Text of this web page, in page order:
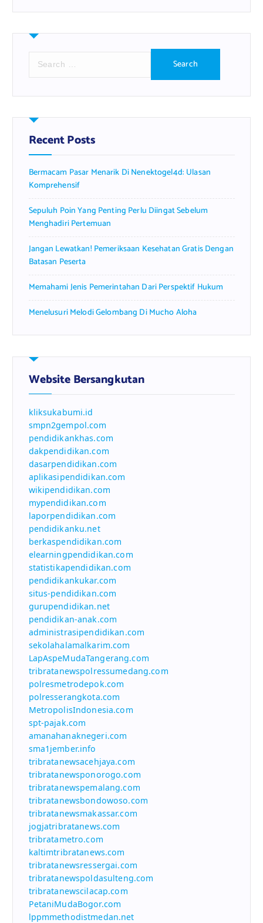
r
h
f
o
:
Recent Posts
Bermacam Pasar Menarik Di Nenektogel4d: Ulasan
Komprehensif
Sepuluh Poin Yang Penting Perlu Diingat Sebelum
Menghadiri Pertemuan
Jangan Lewatkan! Pemeriksaan Kesehatan Gratis Dengan
Batasan Peserta
Memahami Jenis Pemerintahan Dari Perspektif Hukum
Menelusuri Melodi Gelombang Di Mucho Aloha
Website Bersangkutan
kliksukabumi.id
smpn2gempol.com
pendidikankhas.com
dakpendidikan.com
dasarpendidikan.com
aplikasipendidikan.com
wikipendidikan.com
mypendidikan.com
laporpendidikan.com
pendidikanku.net
berkaspendidikan.com
elearningpendidikan.com
statistikapendidikan.com
pendidikankukar.com
situs-pendidikan.com
gurupendidikan.net
pendidikan-anak.com
administrasipendidikan.com
sekolahalamalkarim.com
LapAspeMudaTangerang.com
tribratanewspolressumedang.com
polresmetrodepok.com
polresserangkota.com
MetropolisIndonesia.com
spt-pajak.com
amanahanaknegeri.com
sma1jember.info
tribratanewsacehjaya.com
tribratanewsponorogo.com
tribratanewspemalang.com
tribratanewsbondowoso.com
tribratanewsmakassar.com
jogjatribratanews.com
tribratametro.com
kaltimtribratanews.com
tribratanewsressergai.com
tribratanewspoldasulteng.com
tribratanewscilacap.com
PetaniMudaBogor.com
lppmmethodistmedan.net